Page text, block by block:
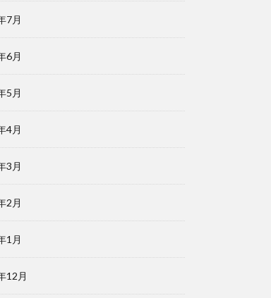
7月
6月
5月
4月
3月
2月
1月
12月